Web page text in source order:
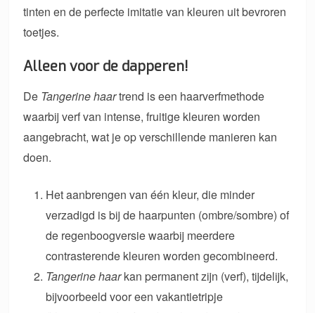
tinten en de perfecte imitatie van kleuren uit bevroren
toetjes.
Alleen voor de dapperen!
De Tangerine haartrend is een haarverfmethode
waarbij verf van intense, fruitige kleuren worden
aangebracht, wat je op verschillende manieren kan
doen.
Het aanbrengen van één kleur, die minder
verzadigd is bij de haarpunten (ombre/sombre) of
de regenboogversie waarbij meerdere
contrasterende kleuren worden gecombineerd.
Tangerine haarkan permanent zijn (verf), tijdelijk,
bijvoorbeeld voor een vakantietripje